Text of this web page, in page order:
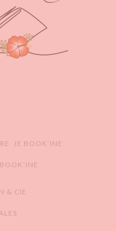
JE BOOK’INE
& CIE